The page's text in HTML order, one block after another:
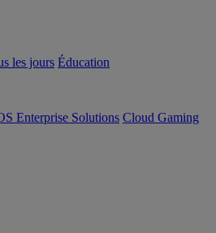
les jours Éducation
Enterprise Solutions Cloud Gaming